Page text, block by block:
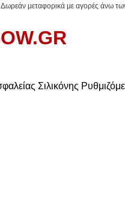
Δωρεάν μεταφορικά με αγορές άνω